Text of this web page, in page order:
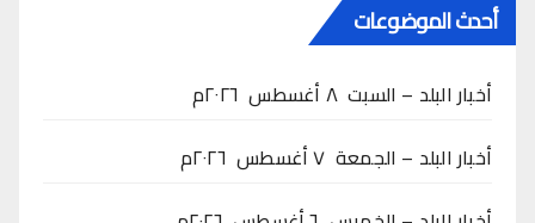
أحدث الموضوعات
أخبار البلد – السبت ٨ أغسطس ٢٠٢٦م
أخبار البلد – الجمعة ٧ أغسطس ٢٠٢٦م